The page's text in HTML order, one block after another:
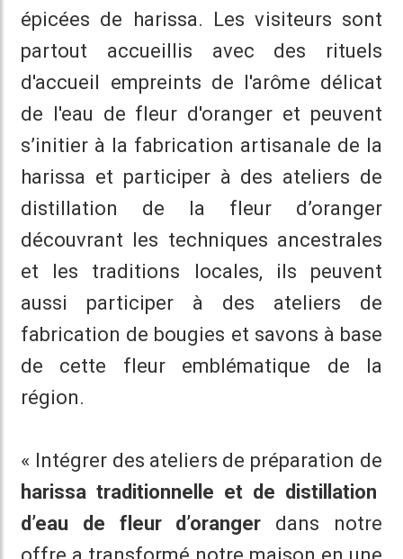
épicées de harissa. Les visiteurs sont
partout accueillis avec des rituels
d'accueil empreints de l'arôme délicat
de l'eau de fleur d'oranger et peuvent
s’initier à la fabrication artisanale de la
harissa et participer à des ateliers de
distillation de la fleur d’oranger
découvrant les techniques ancestrales
et les traditions locales, ils peuvent
aussi participer à des ateliers de
fabrication de bougies et savons à base
de cette fleur emblématique de la
région.
« Intégrer des ateliers de préparation de
harissa traditionnelle et de distillation
d’eau de fleur d’oranger dans notre